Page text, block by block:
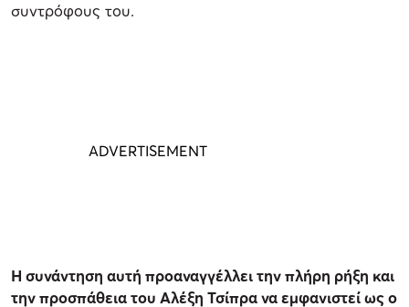
συντρόφους του.
Η συνάντηση αυτή προαναγγέλλει την πλήρη ρήξη και
την προσπάθεια του Αλέξη Τσίπρα να εμφανιστεί ως ο